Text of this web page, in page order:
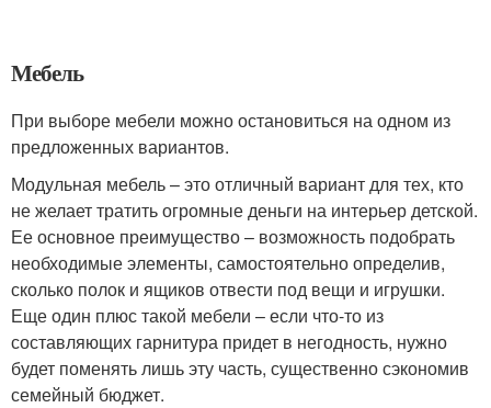
Мебель
При выборе мебели можно остановиться на одном из
предложенных вариантов.
Модульная мебель – это отличный вариант для тех, кто
не желает тратить огромные деньги на интерьер детской.
Ее основное преимущество – возможность подобрать
необходимые элементы, самостоятельно определив,
сколько полок и ящиков отвести под вещи и игрушки.
Еще один плюс такой мебели – если что-то из
составляющих гарнитура придет в негодность, нужно
будет поменять лишь эту часть, существенно сэкономив
семейный бюджет.